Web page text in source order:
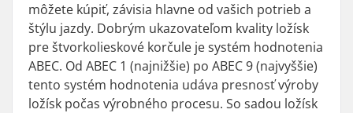
môžete kúpiť, závisia hlavne od vašich potrieb a
štýlu jazdy. Dobrým ukazovateľom kvality ložísk
pre štvorkolieskové korčule je systém hodnotenia
ABEC. Od ABEC 1 (najnižšie) po ABEC 9 (najvyššie)
tento systém hodnotenia udáva presnosť výroby
ložísk počas výrobného procesu. So sadou ložísk